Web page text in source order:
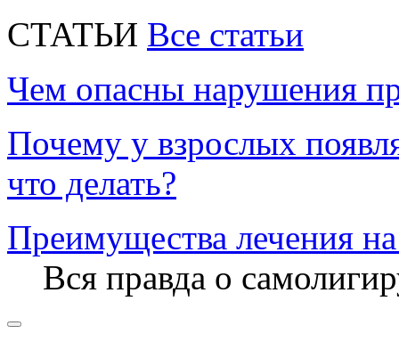
CТАТЬИ Все статьи
Чем опасны нарушения
Почему у взрослых
что делать?
Преимущества лечения
Вся правда о